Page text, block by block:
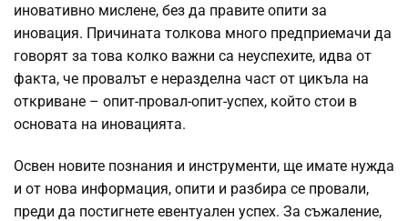
иновативно мислене, без да правите опити за
иновация. Причината толкова много предприемачи да
говорят за това колко важни са неуспехите, идва от
факта, че провалът е неразделна част от цикъла на
откриване – опит-провал-опит-успех, който стои в
основата на иновацията.
Освен новите познания и инструменти, ще имате нужда
и от нова информация, опити и разбира се провали,
преди да постигнете евентуален успех. За съжаление,